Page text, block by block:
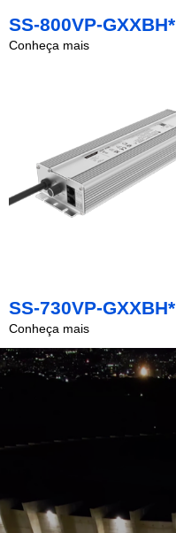
SS-800VP-GXXBH*
Conheça mais
SS-730VP-GXXBH*
Conheça mais